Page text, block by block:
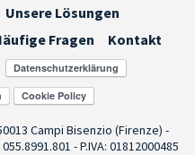
Unsere Lösungen
Fragen
Kontakt
Campi Bisenzio (Firenze) -
- P.IVA: 01812000485